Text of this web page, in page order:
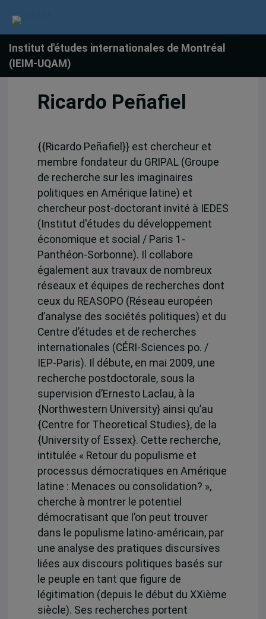
Institut d'études internationales de Montréal
(IEIM-UQAM)
Ricardo Peñafiel
{{Ricardo Peñafiel}} est chercheur et
membre fondateur du GRIPAL (Groupe
de recherche sur les imaginaires
politiques en Amérique latine) et
chercheur post-doctorant invité à IEDES
(Institut d'études du développement
économique et social / Paris 1-
Panthéon-Sorbonne). Il collabore
également aux travaux de nombreux
réseaux et équipes de recherches dont
ceux du REASOPO (Réseau européen
d’analyse des sociétés politiques) et du
Centre d’études et de recherches
internationales (CÉRI-Sciences po. /
IEP-Paris). Il débute, en mai 2009, une
recherche postdoctorale, sous la
supervision d’Ernesto Laclau, à la
{Northwestern University} ainsi qu’au
{Centre for Theoretical Studies}, de la
{University of Essex}. Cette recherche,
intitulée « Retour du populisme et
processus démocratiques en Amérique
latine : Menaces ou consolidation? »,
cherche à montrer le potentiel
démocratisant que l’on peut trouver
dans le populisme latino-américain, par
une analyse des pratiques discursives
liées aux discours politiques basés sur
le peuple en tant que figure de
légitimation (depuis le début du XXième
siècle). Ses recherches portent